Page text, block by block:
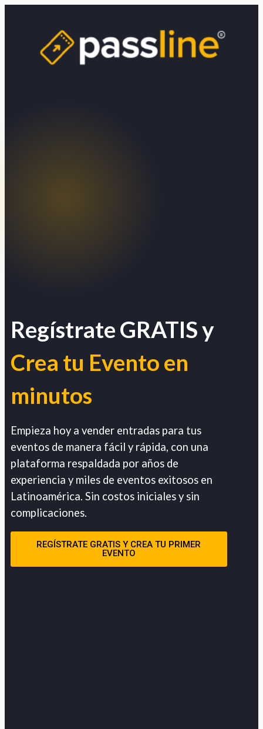
Regístrate GRATIS y
Crea tu Evento en
minutos
Empieza hoy a vender entradas para tus
eventos de manera fácil y rápida, con una
plataforma respaldada por años de
experiencia y miles de eventos exitosos en
Latinoamérica. Sin costos iniciales y sin
complicaciones.
REGÍSTRATE GRATIS Y CREA TU PRIMER
EVENTO